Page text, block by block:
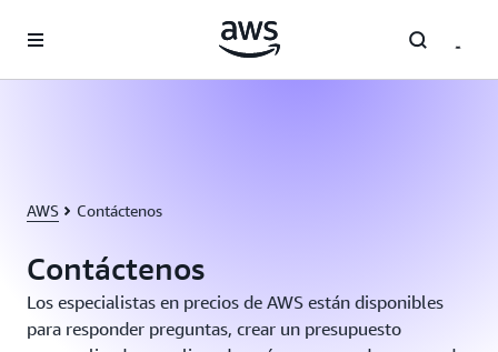
AWS Contáctenos
Contáctenos
Los especialistas en precios de AWS están disponibles
para responder preguntas, crear un presupuesto